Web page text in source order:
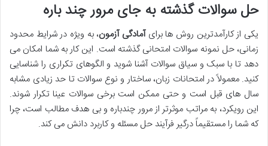
حل سوالات گذشته به جای مرور چند باره
یکی از کارآمدترین روش ها برایآمادگی آزمون، به ویژه در شرایط محدود
زمانی، حل نمونه سوالات امتحانی گذشته است. این کار به شما امکان می
دهد تا با سبک و سیاق سوالات آشنا شوید و الگوهای تکراری را شناسایی
کنید. معمولاً در امتحانات زبان، ساختار و نوع سوالات تا حد زیادی مشابه
سال های قبل است و حتی ممکن است برخی سوالات عینا تکرار شوند.
این رویکرد، به مراتب موثرتر از مرور چندباره و بی هدف مطالب است، چرا
که شما را مستقیماً درگیر فرآیند حل مسئله و کاربرد دانش می کند.